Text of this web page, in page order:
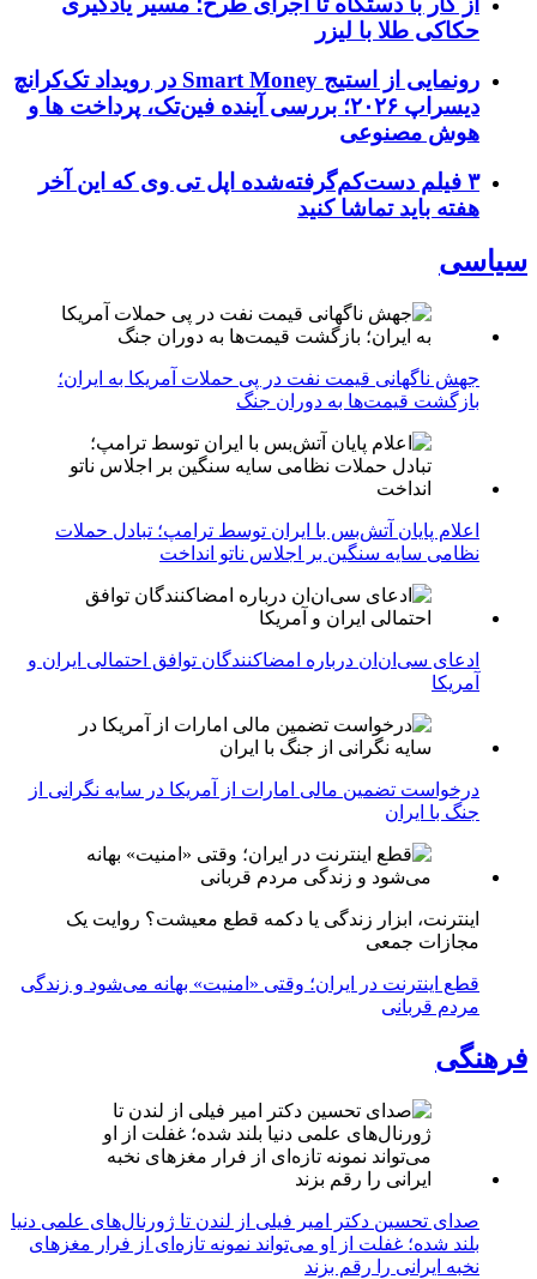
حکاکی طلا با لیزر
رونمایی از استیج Smart Money در رویداد تک‌کرانچ
دیسراپ ۲۰۲۶؛ بررسی آینده فین‌تک، پرداخت‌ ها و
هوش مصنوعی
۳ فیلم دست‌کم‌گرفته‌شده اپل تی وی که این آخر
هفته باید تماشا کنید
سیاسی
جهش ناگهانی قیمت نفت در پی حملات آمریکا به ایران؛
بازگشت قیمت‌ها به دوران جنگ
اعلام پایان آتش‌بس با ایران توسط ترامپ؛ تبادل حملات
نظامی سایه سنگین بر اجلاس ناتو انداخت
ادعای سی‌ان‌ان درباره امضاکنندگان توافق احتمالی ایران و
آمریکا
درخواست تضمین مالی امارات از آمریکا در سایه نگرانی از
جنگ با ایران
اینترنت، ابزار زندگی یا دکمه قطع معیشت؟ روایت یک
مجازات جمعی
قطع اینترنت در ایران؛ وقتی «امنیت» بهانه می‌شود و زندگی
مردم قربانی
فرهنگی
صدای تحسین دکتر امیر فیلی از لندن تا ژورنال‌های علمی دنیا
بلند شده؛ غفلت از او می‌تواند نمونه تازه‌ای از فرار مغزهای
نخبه ایرانی را رقم بزند